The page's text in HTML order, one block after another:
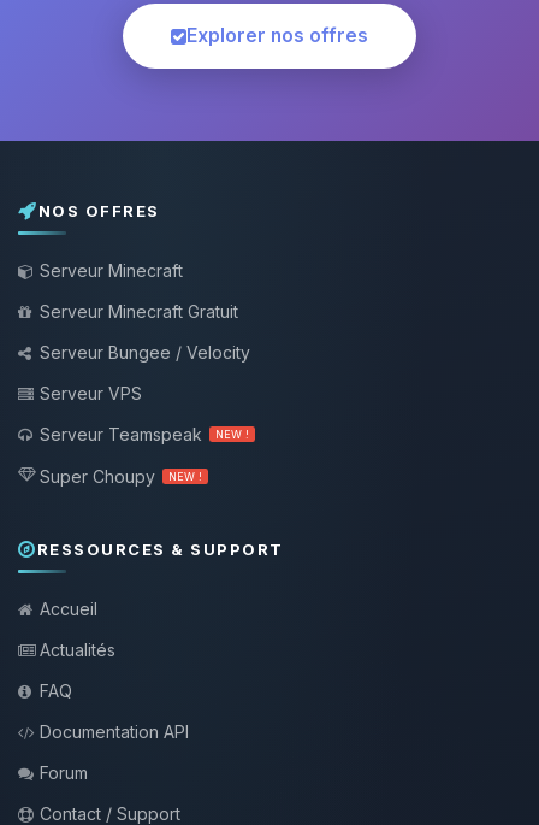
Explorer nos offres
NOS OFFRES
Serveur Minecraft
Serveur Minecraft Gratuit
Serveur Bungee / Velocity
Serveur VPS
Serveur Teamspeak
NEW !
Super Choupy NEW !
RESSOURCES & SUPPORT
Accueil
Actualités
FAQ
Documentation API
Forum
Contact / Support